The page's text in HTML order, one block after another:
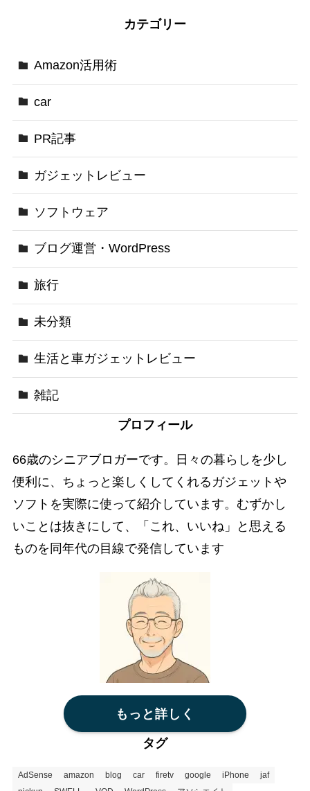
カテゴリー
Amazon活用術
car
PR記事
ガジェットレビュー
ソフトウェア
ブログ運営・WordPress
旅行
未分類
生活と車ガジェットレビュー
雑記
プロフィール
66歳のシニアブロガーです。日々の暮らしを少し
便利に、ちょっと楽しくしてくれるガジェットや
ソフトを実際に使って紹介しています。むずかし
いことは抜きにして、「これ、いいね」と思える
ものを同年代の目線で発信しています
もっと詳しく
タグ
AdSense amazon blog car firetv google iPhone
jaf